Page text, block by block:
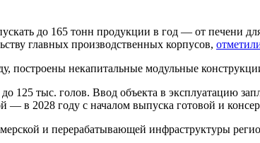
до 165 тонн продукции в год — от печени
главных производственных корпусов,
построены некапитальные модульные
125 тыс. голов. Ввод объекта в эксплуатацию
— в 2028 году с началом выпуска готовой и
и перерабатывающей инфраструктуры